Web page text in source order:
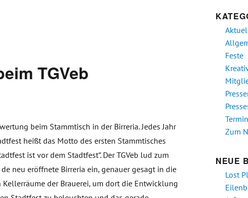
TGVeb
beim Stammtisch in der Birreria. Jedes Jahr
heißt das Motto des ersten Stammtisches
ist vor dem Stadtfest“. Der TGVeb lud zum
neu eröffnete Birreria ein, genauer gesagt in die
Kellerräume der Brauerei, um dort die Entwicklung
Feste
Zum
NEUE
Lost